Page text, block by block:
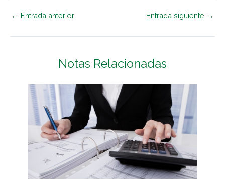
← Entrada anterior Entrada siguiente →
Notas Relacionadas